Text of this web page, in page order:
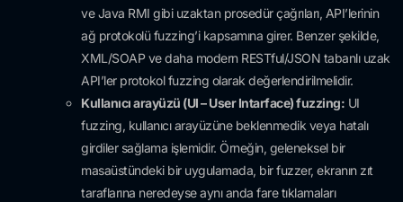
ve Java RMI gibi uzaktan prosedür çağrıları, API’lerinin
ağ protokolü fuzzing’i kapsamına girer. Benzer şekilde,
XML/SOAP ve daha modern RESTful/JSON tabanlı uzak
API’ler protokol fuzzing olarak değerlendirilmelidir.
Kullanıcı arayüzü (UI – User Intarface) fuzzing: UI
fuzzing, kullanıcı arayüzüne beklenmedik veya hatalı
girdiler sağlama işlemidir. Örneğin, geleneksel bir
masaüstündeki bir uygulamada, bir fuzzer, ekranın zıt
taraflarına neredeyse aynı anda fare tıklamaları